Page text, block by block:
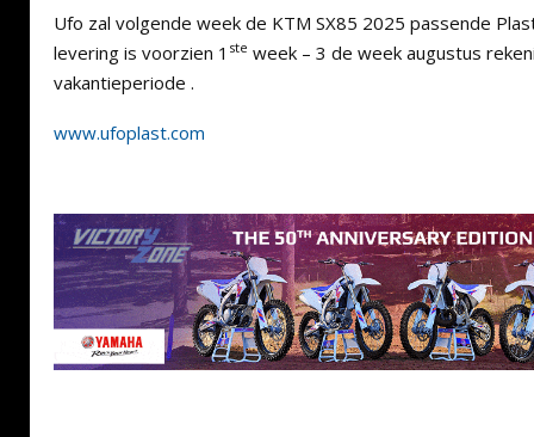
Ufo zal volgende week de KTM SX85 2025 passende
levering is voorzien 1 ste week – 3 de week augustus
vakantieperiode .
www.ufoplast.com